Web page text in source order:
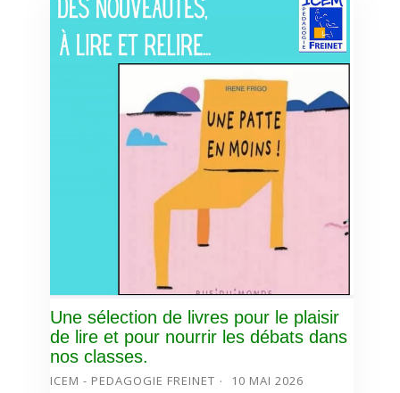
Une sélection de livres pour le plaisir
de lire et pour nourrir les débats dans
nos classes.
ICEM - PEDAGOGIE FREINET 10 MAI 2026